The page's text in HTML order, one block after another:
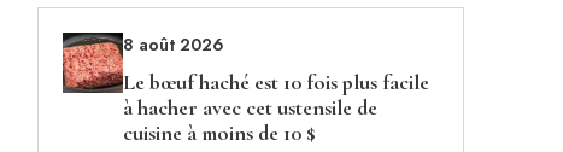
8 août 2026
Le bœuf haché est 10 fois plus facile
à hacher avec cet ustensile de
cuisine à moins de 10 $